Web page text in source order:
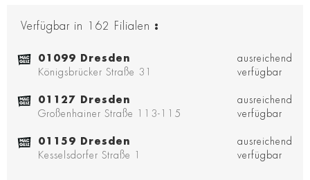
Verfügbar in 162 Filialen :
01099 Dresden
Königsbrücker Straße 31
ausreichend
verfügbar
01127 Dresden
Großenhainer Straße 113-115
ausreichend
verfügbar
01159 Dresden
Kesselsdorfer Straße 1
ausreichend
verfügbar